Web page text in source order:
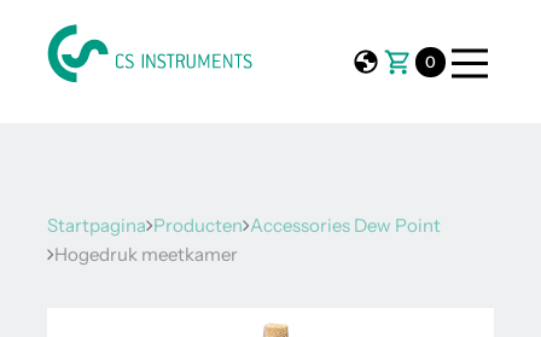
0
Startpagina Producten Accessories Dew Point
Hogedruk meetkamer